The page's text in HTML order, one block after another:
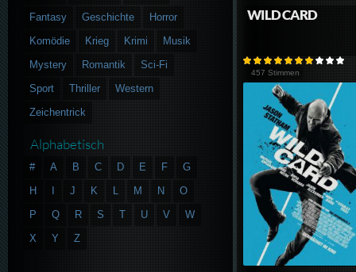
WILD CARD
457 Stimmen
Fantasy
Geschichte
Horror
Komödie
Krieg Krimi
Musik
Mystery
Romantik
Sci-Fi
Sport
Thriller
Western
Zeichentrick
Alphabetisch
# A B C D E F
G
H
J K L M N
O
P
Q R S T U V
W
X
Y Z